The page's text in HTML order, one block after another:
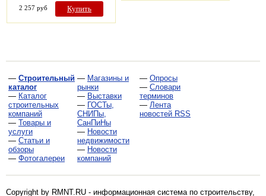
2 257 руб Купить
— Строительный
каталог
— Каталог
строительных
компаний
— Товары и
услуги
— Статьи и
обзоры
— Фотогалереи
— Магазины и
рынки
— Выставки
— ГОСТы,
СНИПы,
СанПиНы
— Новости
недвижимости
— Новости
компаний
— Опросы
— Словари
терминов
— Лента
новостей RSS
Copyright by RMNT.RU - информационная система по строительству,